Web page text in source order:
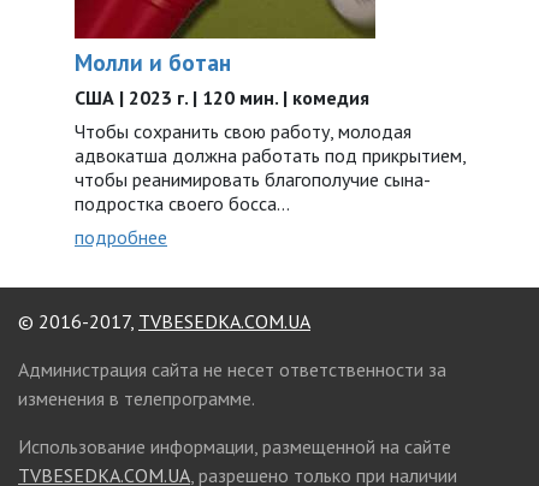
Молли и ботан
США | 2023 г. | 120 мин. | комедия
Чтобы сохранить свою работу, молодая
адвокатша должна работать под прикрытием,
чтобы реанимировать благополучие сына-
подростка своего босса…
подробнее
© 2016-2017, TVBESEDKA.COM.UA
Администрация сайта не несет ответственности за
изменения в телепрограмме.
Использование информации, размещенной на сайте
TVBESEDKA.COM.UA, разрешено только при наличии